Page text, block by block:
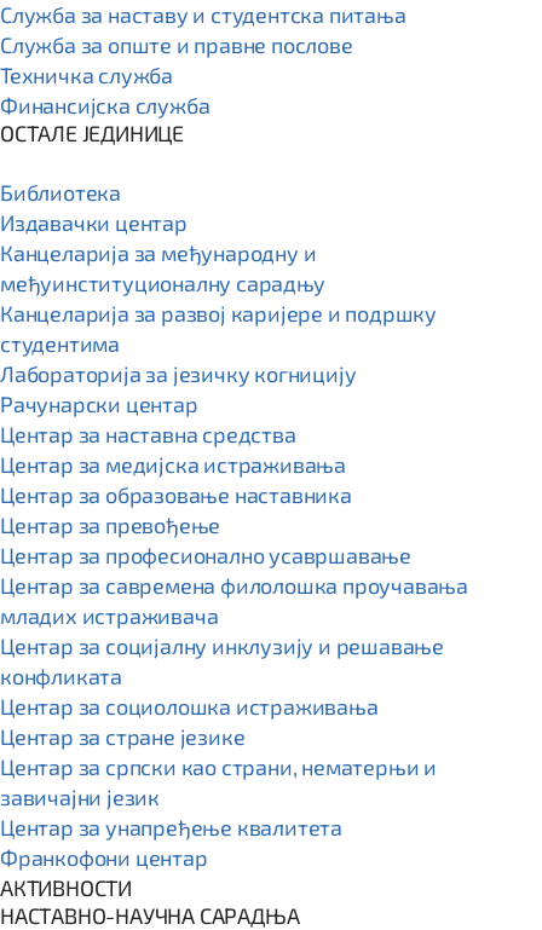
Служба за наставу и студентска питања
Служба за опште и правне послове
Техничка служба
Финансијска служба
ОСТАЛЕ ЈЕДИНИЦЕ
Библиотека
Издавачки центар
Канцеларија за међународну и
међуинституционалну сарадњу
Канцеларија за развој каријере и подршку
студентима
Лабораторија за језичку когницију
Рачунарски центар
Центар за наставна средства
Центар за медијска истраживања
Центар за образовање наставника
Центар за превођење
Центар за професионално усавршавање
Центар за савремена филолошка проучавања
младих истраживача
Центар за социјалну инклузију и решавање
конфликата
Центар за социолошка истраживања
Центар за стране језике
Центар за српски као страни, нематерњи и
завичајни језик
Центар за унапређење квалитета
Франкофони центар
АКТИВНОСТИ
НАСТАВНО-НАУЧНА САРАДЊА